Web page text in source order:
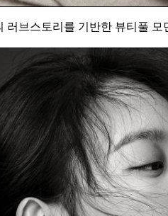
브스토리를 기반한 뷰티풀